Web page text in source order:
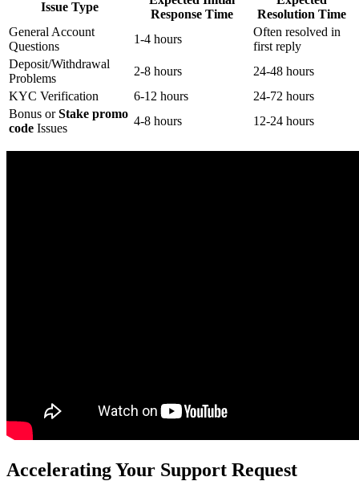
Issue Type
Response Time
Resolution Time
General Account
Questions
1-4 hours
Often resolved in
first reply
Deposit/Withdrawal
Problems
2-8 hours
24-48 hours
KYC Verification
6-12 hours
24-72 hours
Bonus orStake promo
code Issues
4-8 hours 12-24 hours
Accelerating Your Support Request